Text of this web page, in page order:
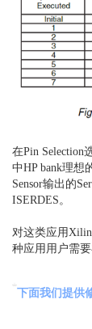
在Pin Selection
中HP bank理想
Sensor输出的
ISERDES。
对这类应用
种应用用户需
下面我们提供